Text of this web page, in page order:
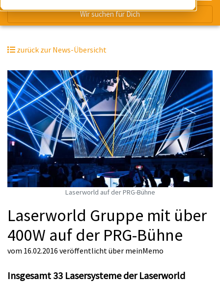
zurück zur News-Übersicht
Laserworld auf der PRG-Bühne
Laserworld Gruppe mit über
400W auf der PRG-Bühne
vom 16.02.2016 veröffentlicht über meinMemo
Insgesamt 33 Lasersysteme der Laserworld
Wir suchen für Dich